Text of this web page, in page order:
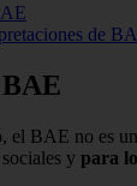
de
el BAE no es
y para